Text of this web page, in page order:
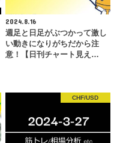
2024.8.16
週足と日足がぶつかって激し
い動きになりがちだから注
意！【日刊チャート見え…
CHF/USD